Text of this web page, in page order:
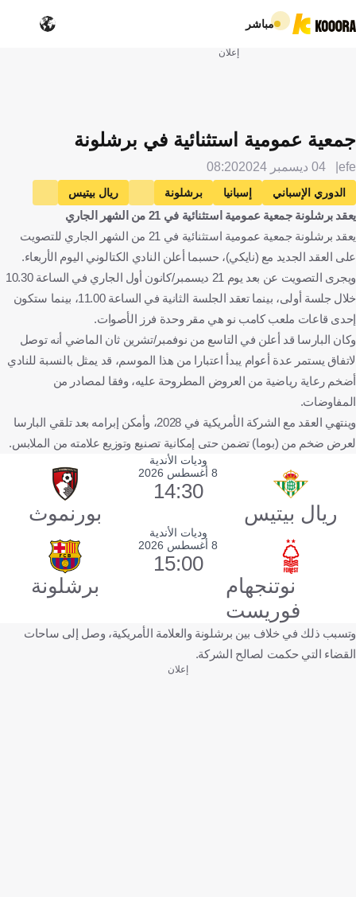
مباشر
إعلان
جمعية عمومية استثنائية في برشلونة
efe 04 ديسمبر 2024 08:20
الدوري الإسباني إسبانيا برشلونة
ريال بيتيس
كرة قدم
يعقد برشلونة جمعية عمومية استثنائية في 21 من الشهر الجاري
يعقد برشلونة جمعية عمومية استثنائية في 21 من الشهر الجاري للتصويت
على العقد الجديد مع (نايكي)، حسبما أعلن النادي الكتالوني اليوم الأربعاء.
ويجرى التصويت عن بعد يوم 21 ديسمبر/كانون أول الجاري في الساعة 10.30
خلال جلسة أولى، بينما تعقد الجلسة الثانية في الساعة 11.00، بينما ستكون
إحدى قاعات ملعب كامب نو هي مقر وحدة فرز الأصوات.
وكان البارسا قد أعلن في التاسع من نوفمبر/تشرين ثان الماضي أنه توصل
لاتفاق يستمر عدة أعوام يبدأ اعتبارا من هذا الموسم، قد يمثل بالنسبة للنادي
أضخم رعاية رياضية من العروض المطروحة عليه، وفقا لمصادر من
المفاوضات.
وينتهي العقد مع الشركة الأمريكية في 2028، وأمكن إبرامه بعد تلقي البارسا
لعرض ضخم من (بوما) تضمن حتى إمكانية تصنيع وتوزيع علامته من الملابس.
وديات الأندية
ريال بيتيس
8 أغسطس 2026
14:30
بورنموث
وديات الأندية
نوتنجهام
فوريست
8 أغسطس 2026
15:00
برشلونة
وتسبب ذلك في خلاف بين برشلونة والعلامة الأمريكية، وصل إلى ساحات
القضاء التي حكمت لصالح الشركة.
إعلان